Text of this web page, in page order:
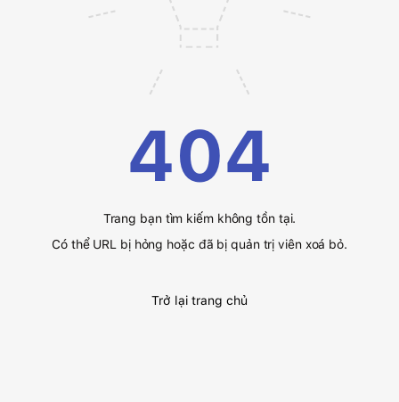
404
Trang bạn tìm kiếm không tồn tại.
Có thể URL bị hỏng hoặc đã bị quản trị viên xoá bỏ.
Trở lại trang chủ